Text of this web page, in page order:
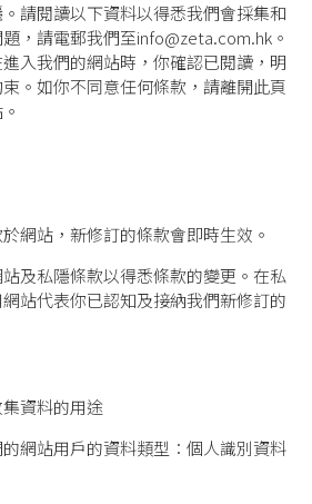
請閱讀以下資料以得悉我們會採集和
，請電郵我們至info@zeta.com.hk 。
入我們的網站時，你確認已閱讀，明
。如你不同意任何條款，請離開此頁
網站，新修訂的條款會即時生效。
及私隱條款以得悉條款的變更。在私
站代表你已認知及接納我們新修訂的
資料的用途
網站用戶的資料類型：個人識別資料